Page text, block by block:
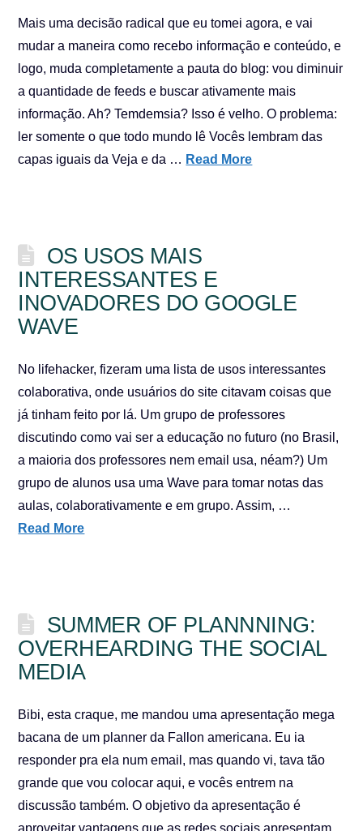
Mais uma decisão radical que eu tomei agora, e vai
mudar a maneira como recebo informação e conteúdo, e
logo, muda completamente a pauta do blog: vou diminuir
a quantidade de feeds e buscar ativamente mais
informação. Ah? Temdemsia? Isso é velho. O problema:
ler somente o que todo mundo lê Vocês lembram das
capas iguais da Veja e da … Read More
OS USOS MAIS
INTERESSANTES E
INOVADORES DO GOOGLE
WAVE
No lifehacker, fizeram uma lista de usos interessantes
colaborativa, onde usuários do site citavam coisas que
já tinham feito por lá. Um grupo de professores
discutindo como vai ser a educação no futuro (no Brasil,
a maioria dos professores nem email usa, néam?) Um
grupo de alunos usa uma Wave para tomar notas das
aulas, colaborativamente e em grupo. Assim, …
Read More
SUMMER OF PLANNNING:
OVERHEARDING THE SOCIAL
MEDIA
Bibi, esta craque, me mandou uma apresentação mega
bacana de um planner da Fallon americana. Eu ia
responder pra ela num email, mas quando vi, tava tão
grande que vou colocar aqui, e vocês entrem na
discussão também. O objetivo da apresentação é
aproveitar vantagens que as redes sociais apresentam